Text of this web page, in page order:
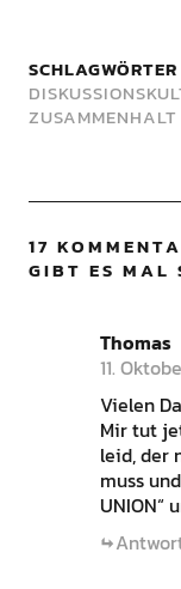
SCHLAGWÖRTER
ZUSAMMENHALT
17
GIBT ES MAL
Thomas
11.
Vielen
Mir tut
leid, der
muss
UNION“